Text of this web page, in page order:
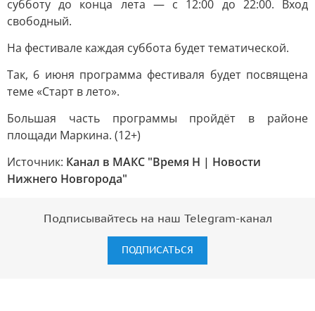
субботу до конца лета — с 12:00 до 22:00. Вход
свободный.
На фестивале каждая суббота будет тематической.
Так, 6 июня программа фестиваля будет посвящена
теме «Старт в лето».
Большая часть программы пройдёт в районе
площади Маркина. (12+)
Источник: Канал в МАКС "Время Н | Новости
Нижнего Новгорода"
Подписывайтесь на наш Telegram-канал
ПОДПИСАТЬСЯ